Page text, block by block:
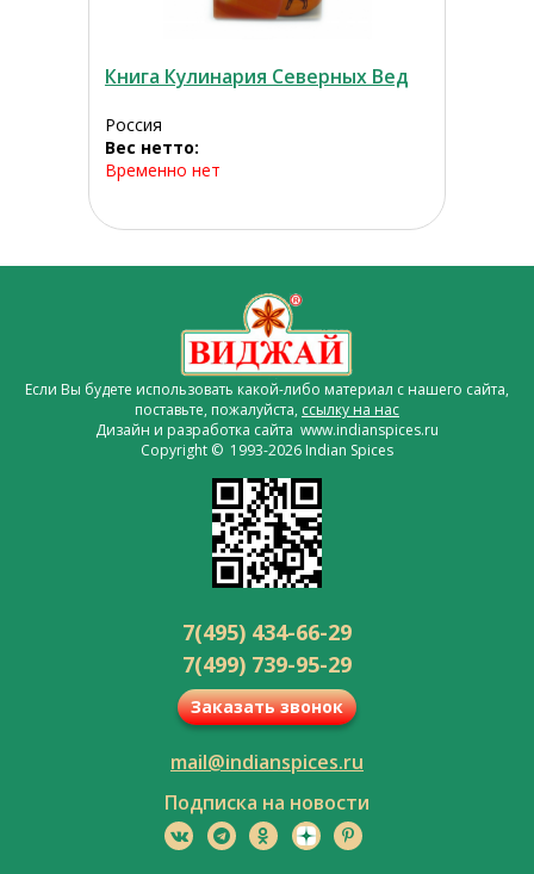
Книга Кулинария Северных Вед
Россия
Вес нетто:
Временно нет
Если Вы будете использовать какой-либо материал с нашего сайта,
поставьте, пожалуйста, ссылку на нас
Дизайн и разработка сайта www.indianspices.ru
Copyright © 1993-2026 Indian Spices
7(495) 434-66-29
7(499) 739-95-29
Заказать звонок
mail@indianspices.ru
Подписка на новости